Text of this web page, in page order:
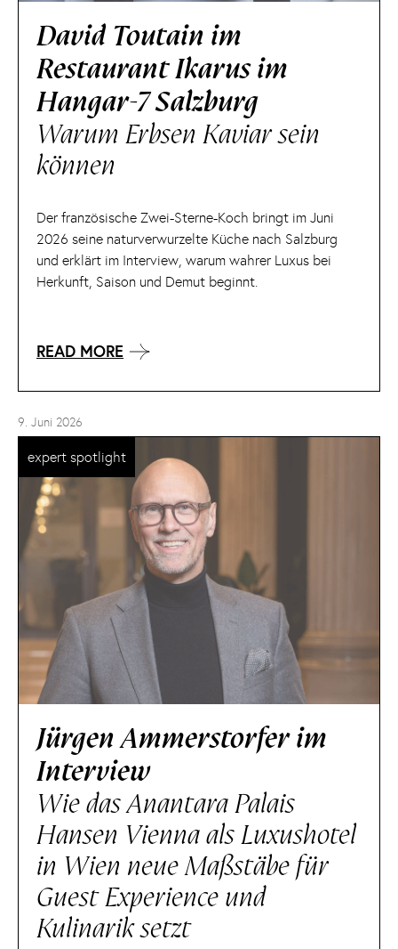
David Toutain im
Restaurant Ikarus im
Hangar-7 Salzburg
Warum Erbsen Kaviar sein
können
Der französische Zwei-Sterne-Koch bringt im Juni
2026 seine naturverwurzelte Küche nach Salzburg
und erklärt im Interview, warum wahrer Luxus bei
Herkunft, Saison und Demut beginnt.
READ MORE
9. Juni 2026
Jürgen Ammerstorfer im
Interview
Wie das Anantara Palais
Hansen Vienna als Luxushotel
in Wien neue Maßstäbe für
Guest Experience und
Kulinarik setzt
expert spotlight